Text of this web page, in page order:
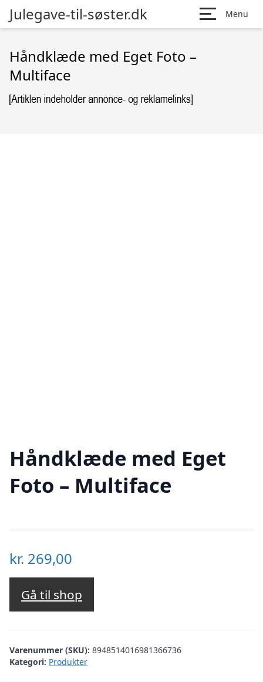
Julegave-til-søster.dk Menu
Håndklæde med Eget Foto –
Multiface
Håndklæde med Eget
Foto – Multiface
kr. 269,00
Gå til shop
Varenummer (SKU): 8948514016981366736
Kategori: Produkter